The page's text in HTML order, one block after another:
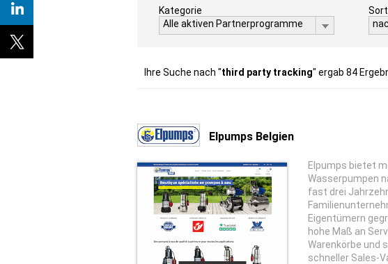
Kategorie
Alle aktiven Partnerprogramme
Ihre Suche nach "third party tracking" ergab 84
Elpumps Belgien
Elpumps bietet
Wasserpumpen
fast drei
Eigentümern
hohe Maß an
Warenkörbe und
schneller Sales-